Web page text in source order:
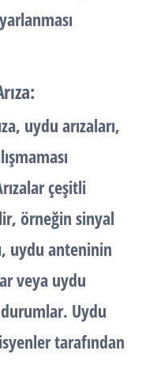
uydu arızaları,
çeşitli
örneğin sinyal
uydu anteninin
veya uydu
durumlar. Uydu
tarafından